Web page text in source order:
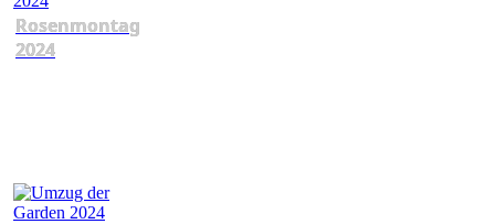
Rosenmontag
2024